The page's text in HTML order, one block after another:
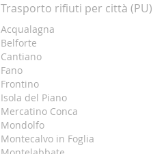
Trasporto rifiuti per città (PU)
Acqualagna
Belforte
Cantiano
Fano
Frontino
Isola del Piano
Mercatino Conca
Mondolfo
Montecalvo in Foglia